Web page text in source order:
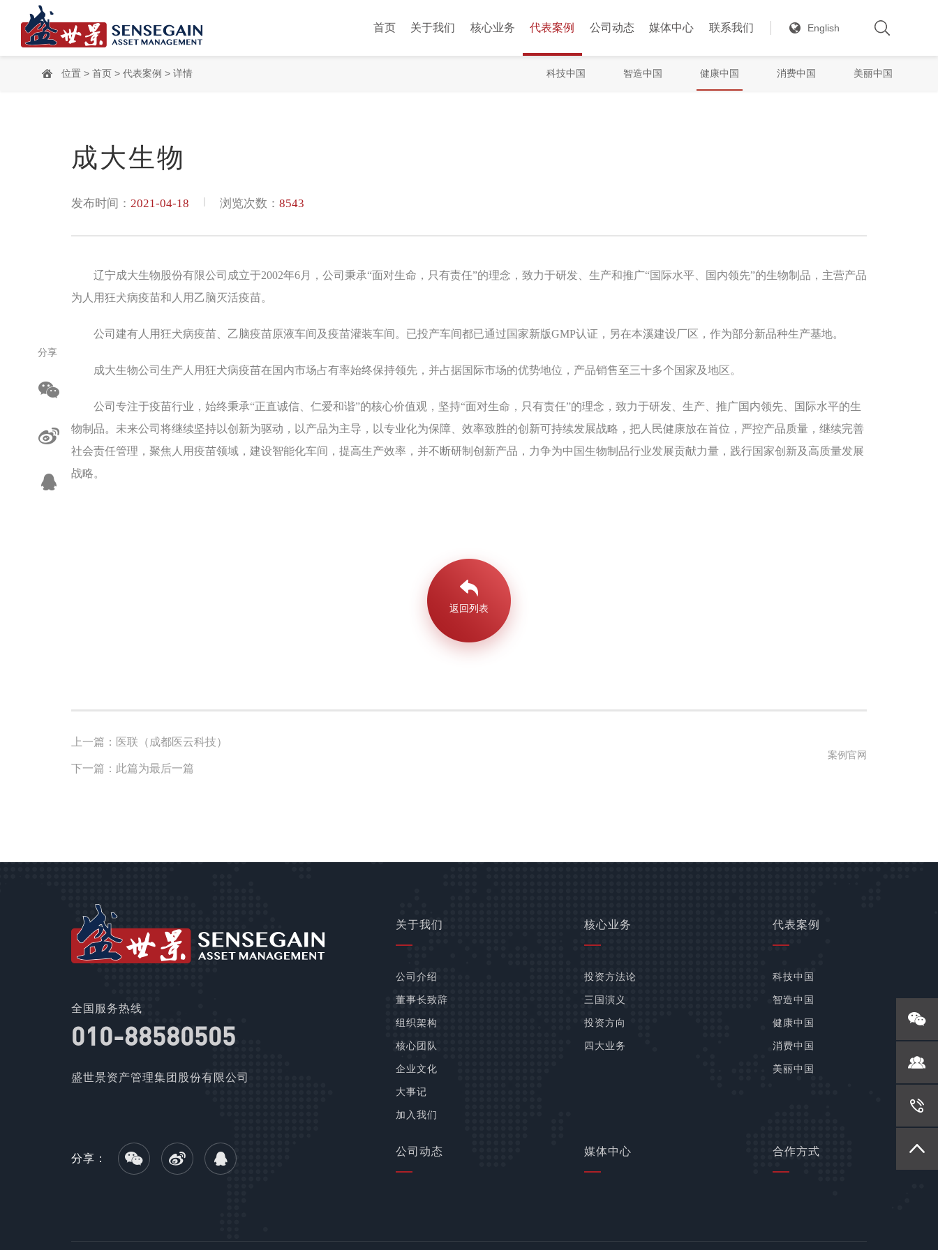
首页 关于我们 核心业务 代表案例 公司动态 媒体中心 联系我们 English
位置 > 首页 > 代表案例 > 详情 科技中国 智造中国 健康中国 消费中国 美丽中国
成大生物
发布时间： 2021-04-18 | 浏览次数： 8543
辽宁成大生物股份有限公司成立于2002年6月，公司秉承“面对生命，只有责任”的理念，致力于研发、生产和推广“国际水平、国内领先”的生物制品，主营产品
为人用狂犬病疫苗和人用乙脑灭活疫苗。
公司建有人用狂犬病疫苗、乙脑疫苗原液车间及疫苗灌装车间。已投产车间都已通过国家新版GMP认证，另在本溪建设厂区，作为部分新品种生产基地。
成大生物公司生产人用狂犬病疫苗在国内市场占有率始终保持领先，并占据国际市场的优势地位，产品销售至三十多个国家及地区。
公司专注于疫苗行业，始终秉承“正直诚信、仁爱和谐”的核心价值观，坚持“面对生命，只有责任”的理念，致力于研发、生产、推广国内领先、国际水平的生
物制品。未来公司将继续坚持以创新为驱动，以产品为主导，以专业化为保障、效率致胜的创新可持续发展战略，把人民健康放在首位，严控产品质量，继续完善
社会责任管理，聚焦人用疫苗领域，建设智能化车间，提高生产效率，并不断研制创新产品，力争为中国生物制品行业发展贡献力量，践行国家创新及高质量发展
战略。
分享
返回列表
上一篇：医联（成都医云科技）
下一篇：此篇为最后一篇
案例官网
全国服务热线
010-88580505
盛世景资产管理集团股份有限公司
分享：
关于我们
公司介绍
董事长致辞
组织架构
核心团队
企业文化
大事记
加入我们
核心业务
投资方法论
三国演义
投资方向
四大业务
代表案例
科技中国
智造中国
健康中国
消费中国
美丽中国
公司动态 媒体中心 合作方式